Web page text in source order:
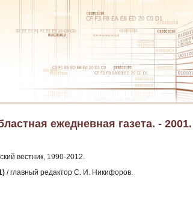
ежедневная газета. -
вестник, 1990-2012.
/ главный редактор С. И. Никифоров.